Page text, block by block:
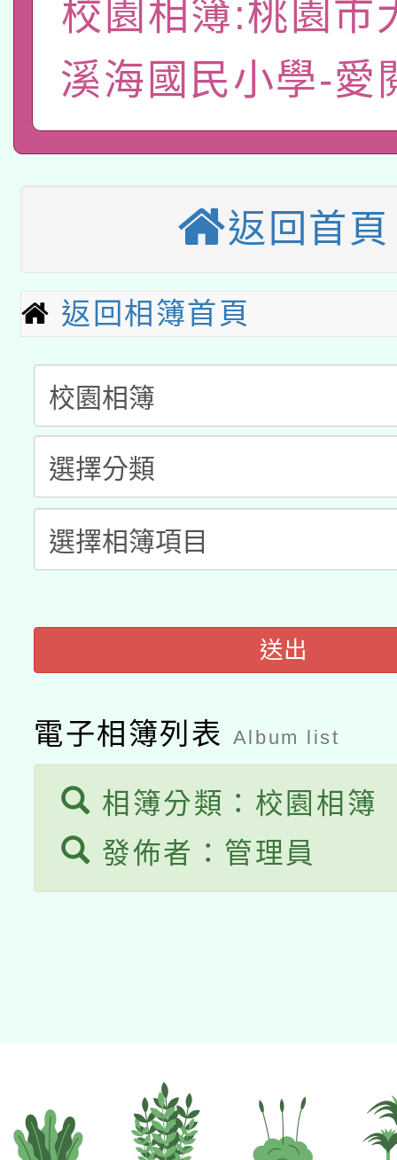
國立臺灣師範大學辦理
年度健康促進學校輔導
函轉國家教育研究院中
原住民族教育政策研討
轉知教育部國民及學前
新北市政府教育局辦理
師專業成長研習實施計
方素養工作坊新北場」
函轉國立臺灣師範大學
族語言臺北學習中心
「族語學習班」招生簡
轉知有關國立成功大學
文教學共融平台-教案
件」活動簡章
教育部國民及學前教育
年度COVID-19疫苗接
接種對象擴大為「滿6
接種之民眾」措施，延
月28日止
轉知經濟部水利署委託
業技術研究院辦理「
用水績優單位及節水達
動」
115年8月22日(星期六
桃園市孔廟祈福系列
開 智慧啟航」
2026年桃園地景藝術
「2026桃園藝術巡演
關事宜
轉知教育部國民及學前
國立臺灣師範大學辦理
年度健康促進學校輔導
業成長研習」實施計畫
函轉國家教育研究院中
原住民族教育政策研討
族教育國際趨勢與發展
轉知教育部國民及學前
新北市政府教育局辦理
方素養工作坊新北場」
函轉國立臺灣師範大學
「族語學習班」招生簡
文教學共融平台-教案
教育部國民及學前教育
年度COVID-19疫苗接
接種對象擴大為「滿6
接種之民眾」措施，延
月28日止
校園相簿:桃園市
溪海國民小學-愛
返回首頁
返回相簿首頁
送出
電子相簿列表 Album list
相簿分類：校園相簿
發佈者：管理員